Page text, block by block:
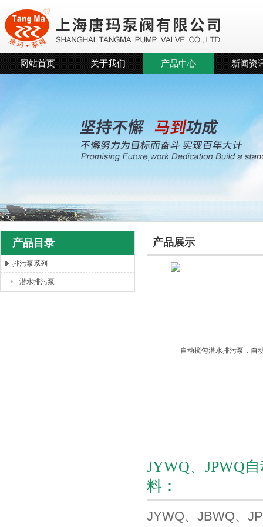
上海唐玛泵阀有限公司
网站首页 关于我们 产品中心 新闻资
产品目录
排污泵系列
潜水排污泵
产品展示
JYWQ、JPWQ
料：
JYWQ、JBWQ、